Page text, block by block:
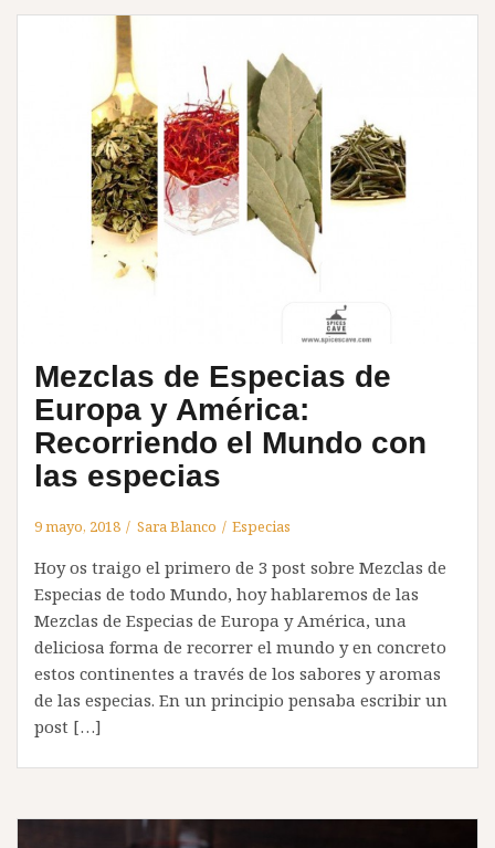
Mezclas de Especias de
Europa y América:
Recorriendo el Mundo con
las especias
9 mayo, 2018 Sara Blanco Especias
Hoy os traigo el primero de 3 post sobre Mezclas de
Especias de todo Mundo, hoy hablaremos de las
Mezclas de Especias de Europa y América, una
deliciosa forma de recorrer el mundo y en concreto
estos continentes a través de los sabores y aromas
de las especias. En un principio pensaba escribir un
post […]